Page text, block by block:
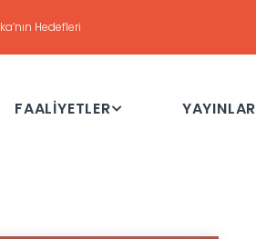
Toplantısı - 21 Temmuz 2026
FAALİYETLER YAYINLAR